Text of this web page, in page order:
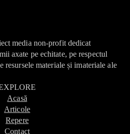
media non-profit dedicat
axate pe echitate, pe respectul
resursele materiale și imateriale ale
Acasă
Articole
Repere
Contact